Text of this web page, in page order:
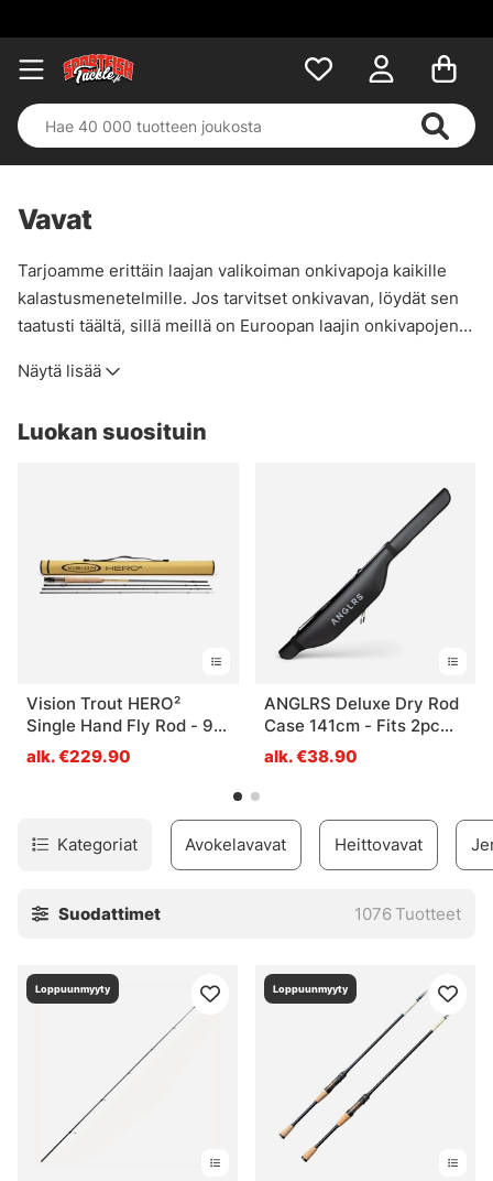
Vavat
Tarjoamme erittäin laajan valikoiman onkivapoja kaikille
kalastusmenetelmille. Jos tarvitset onkivavan, löydät sen
taatusti täältä, sillä meillä on Euroopan laajin onkivapojen
Näytä lisää
Luokan suosituin
Vision Trout HERO²
Single Hand Fly Rod - 9'
#5
alk. €229.90
ANGLRS Deluxe Dry Rod
Case 141cm - Fits 2pc
rods up to 9ft
alk. €38.90
Kategoriat Avokelavavat Heittovavat
Suodattimet 1076 Tuotteet
Loppuunmyyty Loppuunmyyty